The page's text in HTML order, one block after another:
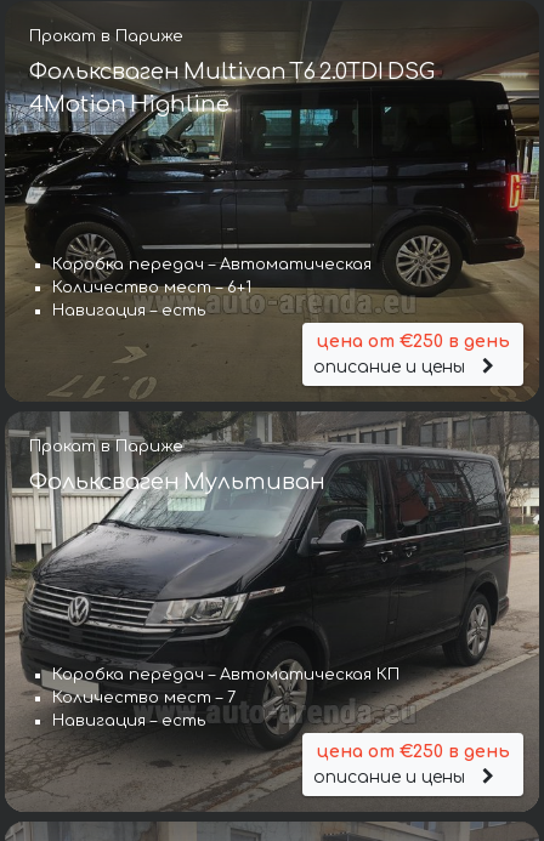
Прокат в Париже
Фольксваген Multivan T6 2.0TDI DSG
4Motion Highline
Коробка передач – Автоматическая
Количество мест – 6+1
Навигация – есть
цена от €250 в день
описание и цены
Прокат в Париже
Фольксваген Мультиван
Коробка передач – Автоматическая КП
Количество мест – 7
Навигация – есть
цена от €250 в день
описание и цены